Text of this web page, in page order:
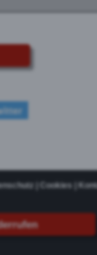
Cookies